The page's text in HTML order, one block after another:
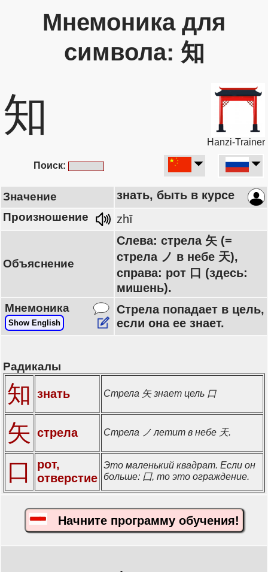
Мнемоника для
символа: 知
知
Hanzi-Trainer
Поиск:
Значение знать, быть в курсе
Произношение zhī
Объяснение
Слева: стрела 矢 (=
стрела ノ в небе 天),
справа: рот 口 (здесь:
мишень).
Мнемоника
Show English
Стрела попадает в цель,
если она ее знает.
Радикалы
知 знать Стрела 矢 знает цель 口
矢 стрела Стрела ノ летит в небе 天.
口
рот,
отверстие
Это маленький квадрат. Если он
больше: 囗, то это ограждение.
Начните программу обучения!